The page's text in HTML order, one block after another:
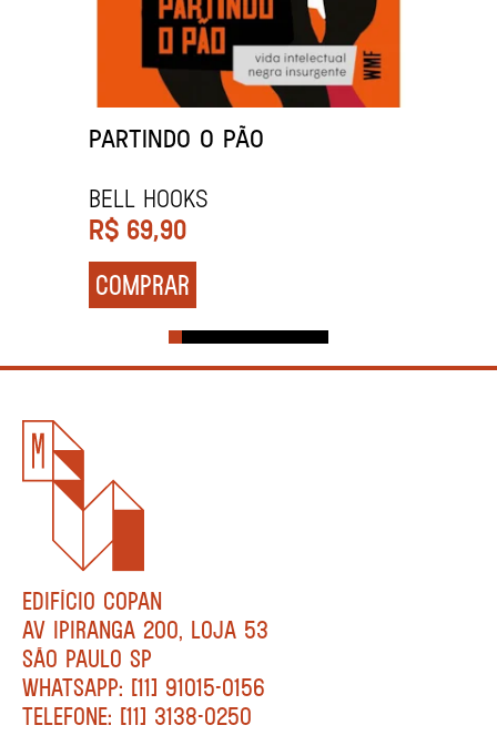
PARTINDO O PÃO
bell hooks
R$ 69,90
COMPRAR
EDIFÍCIO COPAN
AV IPIRANGA 200, LOJA 53
SÃO PAULO SP
WHATSAPP: [11] 91015-0156
TELEFONE: [11] 3138-0250